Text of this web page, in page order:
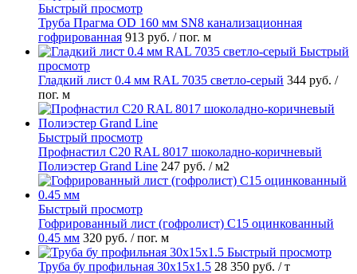
Быстрый просмотр
Труба Прагма OD 160 мм SN8 канализационная
гофрированная 913 руб. / пог. м
Быстрый
просмотр
Гладкий лист 0.4 мм RAL 7035 светло-серый 344 руб. /
пог. м
Быстрый просмотр
Профнастил С20 RAL 8017 шоколадно-коричневый
Полиэстер Grand Line 247 руб. / м2
Быстрый просмотр
Гофрированный лист (гофролист) С15 оцинкованный
0.45 мм 320 руб. / пог. м
Быстрый просмотр
Труба бу профильная 30х15х1.5 28 350 руб. / т